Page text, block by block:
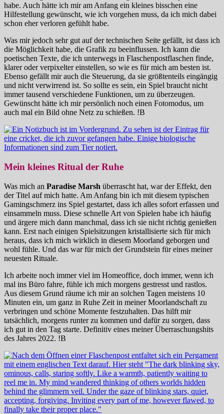
habe. Auch hätte ich mir am Anfang ein kleines bisschen eine
Hilfestellung gewünscht, wie ich vorgehen muss, da ich mich dabei
schon eher verloren gefühlt habe.
Was mir jedoch sehr gut auf der technischen Seite gefällt, ist dass ich
die Möglichkeit habe, die Grafik zu beeinflussen. Ich kann die
poetischen Texte, die ich unterwegs in Flaschenpostflaschen finde,
klarer oder verpixelter einstellen, so wie es für mich am besten ist.
Ebenso gefällt mir auch die Steuerung, da sie größtenteils eingängig
und nicht verwirrend ist. So sollte es sein, ein Spiel braucht nicht
immer tausend verschiedene Funktionen, um zu überzeugen.
Gewünscht hätte ich mir persönlich noch einen Fotomodus, um
auch mal ein Bild ohne Netz zu schießen. !B
Mein kleines Ritual der Ruhe
Was mich an Paradise Marsh überrascht hat, war der Effekt, den
der Titel auf mich hatte. Am Anfang bin ich mit diesem typischen
Gamingschmerz ins Spiel gestartet, dass ich alles sofort erfassen und
einsammeln muss. Diese schnelle Art von Spielen habe ich häufig
und ärgere mich dann manchmal, dass ich sie nicht richtig genießen
kann. Erst nach einigen Spielsitzungen kristallisierte sich für mich
heraus, dass ich mich wirklich in diesem Moorland geborgen und
wohl fühle. Und das war für mich der Grundstein für eines meiner
neuesten Rituale.
Ich arbeite noch immer viel im Homeoffice, doch immer, wenn ich
mal ins Büro fahre, fühle ich mich morgens gestresst und rastlos.
Aus diesem Grund räume ich mir an solchen Tagen meistens 10
Minuten ein, um ganz in Ruhe Zeit in meiner Moorlandschaft zu
verbringen und schöne Momente festzuhalten. Das hilft mir
tatsächlich, morgens runter zu kommen und dafür zu sorgen, dass
ich gut in den Tag starte. Definitiv eines meiner Überraschungshits
des Jahres 2022. !B